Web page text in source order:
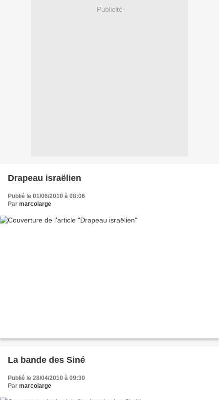
Publicité
Drapeau israëlien
Publié le 01/06/2010 à 08:06
Par marcolarge
La bande des Siné
Publié le 28/04/2010 à 09:30
Par marcolarge